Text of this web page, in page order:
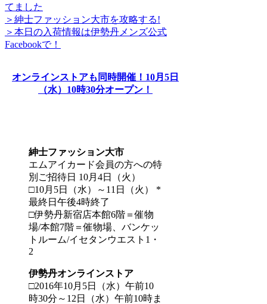
てました
＞紳士ファッション大市を攻略する!
＞本日の入荷情報は伊勢丹メンズ公式
Facebookで！
オンラインストアも同時開催！10月5日
（水）10時30分オープン！
紳士ファッション大市
エムアイカード会員の方への特
別ご招待日 10月4日（火）
□10月5日（水）～11日（火） *
最終日午後4時終了
□伊勢丹新宿店本館6階＝催物
場/本館7階＝催物場、バンケッ
トルーム/イセタンウエスト1・
2
伊勢丹オンラインストア
□2016年10月5日（水）午前10
時30分～12日（水）午前10時ま